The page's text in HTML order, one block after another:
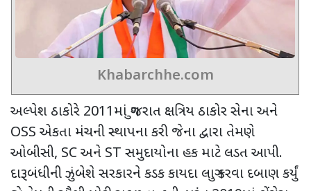
Khabarchhe.com
અલ્પેશ ઠાકોરે 2011માં ગુજરાત ક્ષત્રિય ઠાકોર સેના અને
OSS એકતા મંચની સ્થાપના કરી જેના દ્વારા તેમણે
ઓબીસી, SC અને ST સમુદાયોના હક માટે લડત આપી.
દારૂબંધીની ઝુંબેશે સરકારને કડક કાયદા લાગુ કરવા દબાણ કર્યું